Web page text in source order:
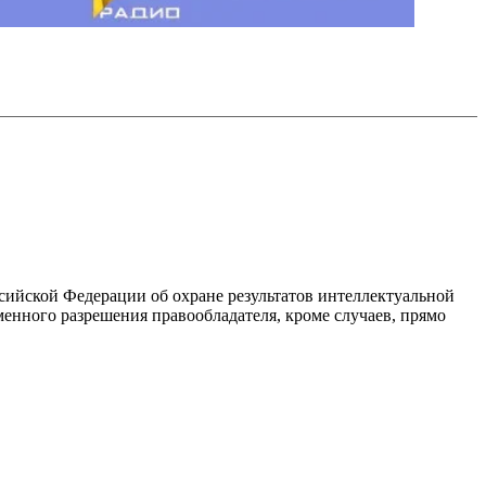
Федерации об охране результатов интеллектуальной
разрешения правообладателя, кроме случаев, прямо